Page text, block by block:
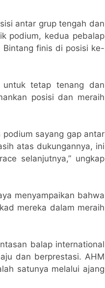
antar grup tengah dan
podium, kedua pebalap
finis di posisi ke-
untuk tetap tenang dan
posisi dan meraih
sayang gap antar
atas dukungannya, ini
selanjutnya,” ungkap
menyampaikan bahwa
mereka dalam meraih
balap international
dan berprestasi. AHM
satunya melalui ajang